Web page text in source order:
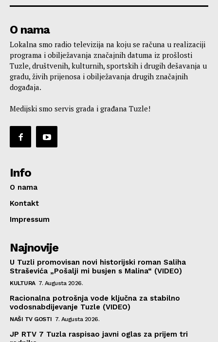
O nama
Lokalna smo radio televizija na koju se računa u realizaciji
programa i obilježavanja značajnih datuma iz prošlosti
Tuzle, društvenih, kulturnih, sportskih i drugih dešavanja u
gradu, živih prijenosa i obilježavanja drugih značajnih
događaja.
Medijski smo servis grada i građana Tuzle!
Info
O nama
Kontakt
Impressum
Najnovije
U Tuzli promovisan novi historijski roman Saliha
Straševića „Pošalji mi busjen s Malina“ (VIDEO)
KULTURA 7. Augusta 2026.
Racionalna potrošnja vode ključna za stabilno
vodosnabdijevanje Tuzle (VIDEO)
NAŠI TV GOSTI 7. Augusta 2026.
JP RTV 7 Tuzla raspisao javni oglas za prijem tri